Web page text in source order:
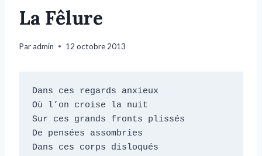
La Fêlure
Paradmin 12 octobre 2013
Dans ces regards anxieux
Où l’on croise la nuit
Sur ces grands fronts plissés
De pensées assombries
Dans ces corps disloqués